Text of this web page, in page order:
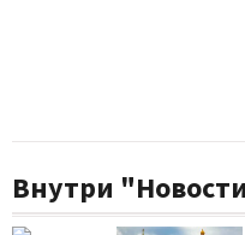
Внутри